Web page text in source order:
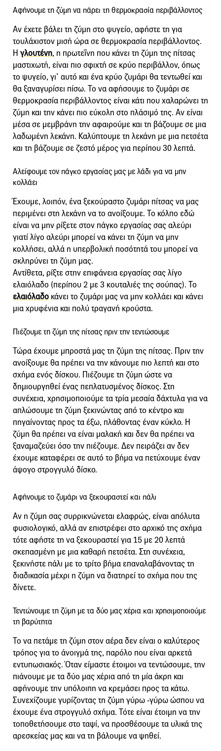
Αφήνουμε τη ζύμη να πάρει τη θερμοκρασία περιβάλλοντος
Αν έχετε βάλει τη ζύμη στο ψυγείο, αφήστε τη για
τουλάχιστον μισή ώρα σε θερμοκρασία περιβάλλοντος.
Η γλουτένη, η πρωτεΐνη που κάνει τη ζύμη της πίτσας
μαστιχωτή, είναι πιο σφιχτή σε κρύο περιβάλλον, όπως
το ψυγείο, γι’ αυτό και ένα κρύο ζυμάρι θα τεντωθεί και
θα ξαναγυρίσει πίσω. Το να αφήσουμε το ζυμάρι σε
θερμοκρασία περιβάλλοντος είναι κάτι που χαλαρώνει τη
ζύμη και την κάνει πιο εύκολη στο πλάσιμό της. Αν είναι
μέσα σε μεμβράνη την αφαιρούμε και τη βάζουμε σε μια
λαδωμένη λεκάνη. Καλύπτουμε τη λεκάνη με μια πετσέτα
και τη βάζουμε σε ζεστό μέρος για περίπου 30 λεπτά.
Αλείφουμε τον πάγκο εργασίας μας με λάδι για να μην
κολλάει
Έχουμε, λοιπόν, ένα ξεκούραστο ζυμάρι πίτσας να μας
περιμένει στη λεκάνη να το ανοίξουμε. Το κόλπο εδώ
είναι να μην ρίξετε στον πάγκο εργασίας σας αλεύρι
γιατί λίγο αλεύρι μπορεί να κάνει τη ζύμη να μην
κολλήσει, αλλά η υπερβολική ποσότητά του μπορεί να
σκληρύνει τη ζύμη μας.
Αντίθετα, ρίξτε στην επιφάνεια εργασίας σας λίγο
ελαιόλαδο (περίπου 2 με 3 κουταλιές της σούπας). Το
ελαιόλαδο κάνει το ζυμάρι μας να μην κολλάει και κάνει
μια χρυφένια και πολύ τραγανή κρούστα.
Πιέζουμε τη ζύμη της πίτσας πριν την τεντώσουμε
Τώρα έχουμε μπροστά μας τη ζύμη της πίτσας. Πριν την
ανοίξουμε θα πρέπει να την κάνουμε πιο λεπτή και στο
σχήμα ενός δίσκου. Πιέζουμε τη ζύμη ώστε να
δημιουργηθεί ένας πεπλατυσμένος δίσκος. Στη
συνέχεια, χρησιμοποιούμε τα τρία μεσαία δάχτυλα για να
απλώσουμε τη ζύμη ξεκινώντας από το κέντρο και
πηγαίνοντας προς τα έξω, πλάθοντας έναν κύκλο. Η
ζύμη θα πρέπει να είναι μαλακή και δεν θα πρέπει να
ξαναμαζεύει όσο την πιέζουμε. Δεν πειράζει αν δεν
έχουμε καταφέρει σε αυτό το βήμα να πετύχουμε έναν
άψογο στρογγυλό δίσκο.
Αφήνουμε το ζυμάρι να ξεκουραστεί και πάλι
Αν η ζύμη σας συρρικνώνεται ελαφρώς, είναι απόλυτα
φυσιολογικό, αλλά αν επιστρέφει στο αρχικό της σχήμα
τότε αφήστε τη να ξεκουραστεί για 15 με 20 λεπτά
σκεπασμένη με μια καθαρή πετσέτα. Στη συνέχεια,
ξεκινήστε πάλι με το τρίτο βήμα επαναλαβάνοντας τη
διαδικασία μέχρι η ζύμη να διατηρεί το σχήμα που της
δίνετε.
Τεντώνουμε τη ζύμη με τα δύο μας χέρια και χρησιμοποιούμε
τη βαρύτητα
Το να πετάμε τη ζύμη στον αέρα δεν είναι ο καλύτερος
τρόπος για το άνοιγμά της, παρόλο που είναι αρκετά
εντυπωσιακός. Όταν είμαστε έτοιμοι να τεντώσουμε, την
πιάνουμε με τα δύο μας χέρια από τη μία άκρη και
αφήνουμε την υπόλοιπη να κρεμάσει προς τα κάτω.
Συνεχίζουμε γυρίζοντας τη ζύμη γύρω -γύρω ώσπου να
έχουμε ένα στρογγυλό σχήμα. Τότε είναι έτοιμη να την
τοποθετήσουμε στο ταψί, να προσθέσουμε τα υλικά της
αρεσκείας μας και να τη βάλουμε να ψηθεί.